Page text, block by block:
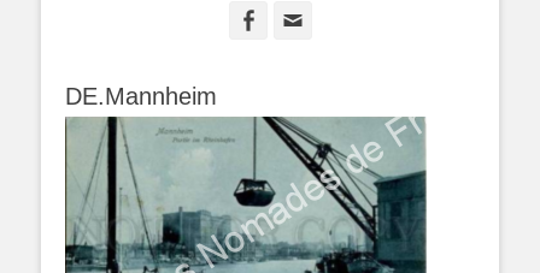
Facebook
DE.Mannheim